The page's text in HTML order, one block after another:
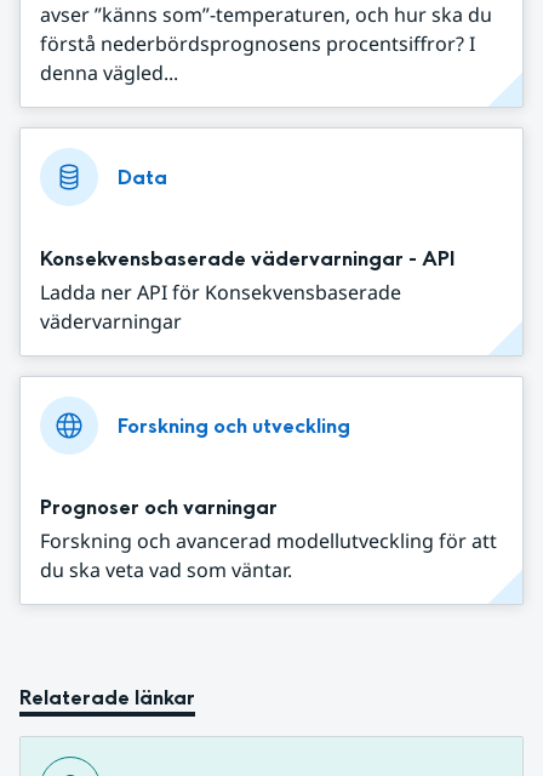
avser ”känns som”-temperaturen, och hur ska du
förstå nederbördsprognosens procentsiffror? I
denna vägled...
Data
Konsekvensbaserade vädervarningar - API
Ladda ner API för Konsekvensbaserade
vädervarningar
Forskning och utveckling
Prognoser och varningar
Forskning och avancerad modellutveckling för att
du ska veta vad som väntar.
Relaterade länkar